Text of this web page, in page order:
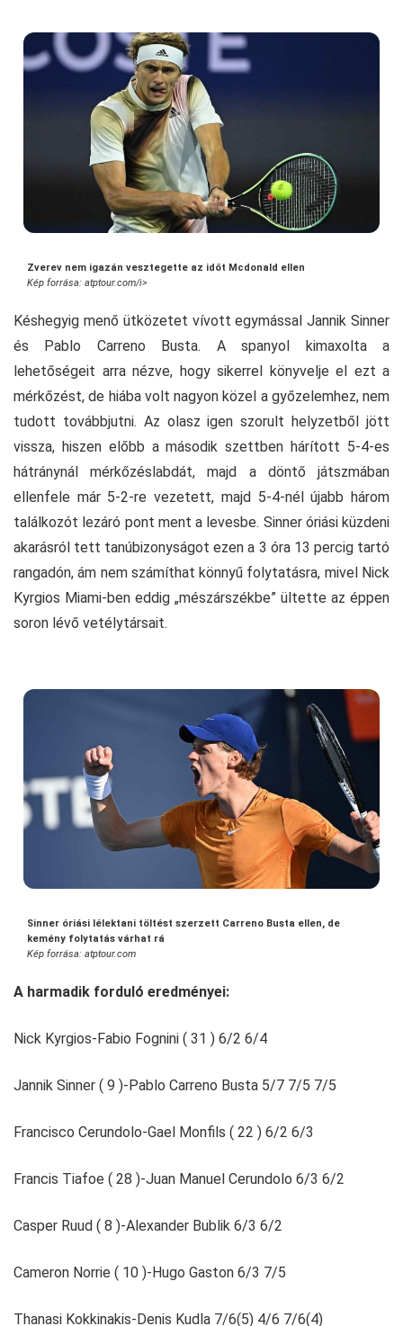
Zverev nem igazán vesztegette az időt Mcdonald ellen
Kép forrása: atptour.com/i>
Késhegyig menő ütközetet vívott egymással Jannik Sinner
és Pablo Carreno Busta. A spanyol kimaxolta a
lehetőségeit arra nézve, hogy sikerrel könyvelje el ezt a
mérkőzést, de hiába volt nagyon közel a győzelemhez, nem
tudott továbbjutni. Az olasz igen szorult helyzetből jött
vissza, hiszen előbb a második szettben hárított 5-4-es
hátránynál mérkőzéslabdát, majd a döntő játszmában
ellenfele már 5-2-re vezetett, majd 5-4-nél újabb három
találkozót lezáró pont ment a levesbe. Sinner óriási küzdeni
akarásról tett tanúbizonyságot ezen a 3 óra 13 percig tartó
rangadón, ám nem számíthat könnyű folytatásra, mivel Nick
Kyrgios Miami-ben eddig „mészárszékbe” ültette az éppen
soron lévő vetélytársait.
Sinner óriási lélektani töltést szerzett Carreno Busta ellen, de
kemény folytatás várhat rá
Kép forrása: atptour.com
A harmadik forduló eredményei:
Nick Kyrgios-Fabio Fognini ( 31 ) 6/2 6/4
Jannik Sinner ( 9 )-Pablo Carreno Busta 5/7 7/5 7/5
Francisco Cerundolo-Gael Monfils ( 22 ) 6/2 6/3
Francis Tiafoe ( 28 )-Juan Manuel Cerundolo 6/3 6/2
Casper Ruud ( 8 )-Alexander Bublik 6/3 6/2
Cameron Norrie ( 10 )-Hugo Gaston 6/3 7/5
Thanasi Kokkinakis-Denis Kudla 7/6(5) 4/6 7/6(4)